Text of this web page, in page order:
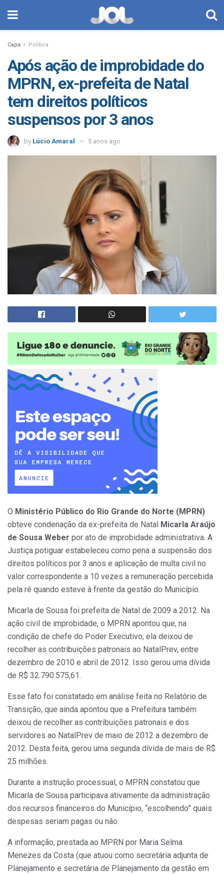
Capa Política
Após ação de improbidade do
MPRN, ex-prefeita de Natal
tem direitos políticos
suspensos por 3 anos
by Lúcio Amaral 5 anos ago
O Ministério Público do Rio Grande do Norte (MPRN)
obteve condenação da ex-prefeita de Natal Micarla Araújo
de Sousa Weber por ato de improbidade administrativa. A
Justiça potiguar estabeleceu como pena a suspensão dos
direitos políticos por 3 anos e aplicação de multa civil no
valor correspondente a 10 vezes a remuneração percebida
pela ré quando esteve à frente da gestão do Município.
Micarla de Sousa foi prefeita de Natal de 2009 a 2012. Na
ação civil de improbidade, o MPRN apontou que, na
condição de chefe do Poder Executivo, ela deixou de
recolher as contribuições patronais ao NatalPrev, entre
dezembro de 2010 e abril de 2012. Isso gerou uma dívida
de R$ 32.790.575,61.
Esse fato foi constatado em análise feita no Relatório de
Transição, que ainda apontou que a Prefeitura também
deixou de recolher as contribuições patronais e dos
servidores ao NatalPrev de maio de 2012 a dezembro de
2012. Desta feita, gerou uma segunda dívida de mais de R$
25 milhões.
Durante a instrução processual, o MPRN constatou que
Micarla de Sousa participava ativamente da administração
dos recursos financeiros do Município, “escolhendo” quais
despesas seriam pagas ou não.
A informação, prestada ao MPRN por Maria Selma
Menezes da Costa (que atuou como secretária adjunta de
Planejamento e secretária de Planejamento da gestão em